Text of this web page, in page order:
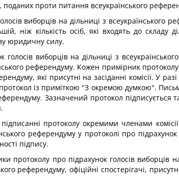
поданих проти питання всеукраїнського
виборців на дільниці з всеукраїнського
ніж кількість осіб, які входять до складу
юридичну силу.
голосів виборців на дільниці з
референдуму. Кожен примірник
які присутні на засіданні комісії. У
протокол із приміткою "З окремою думкою".
Зазначений протокол підписується
протоколу окремими членами
референдуму у протоколі про
підпису.
протоколу про підрахунок голосів виборців
референдуму, офіційні спостерігачі,